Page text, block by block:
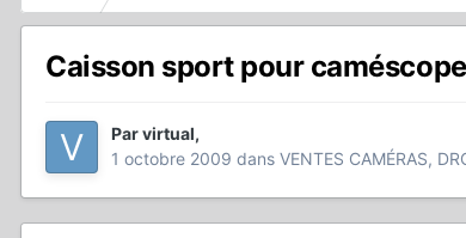
Caisson sport pour
Parvirtual,
1 octobre 2009 dans VENTES CAMÉRAS,